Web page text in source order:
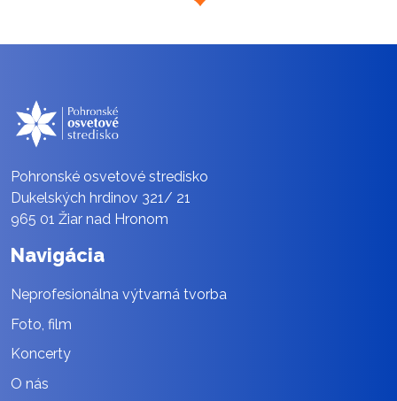
Pohronské osvetové stredisko
Dukelských hrdinov 321/ 21
965 01 Žiar nad Hronom
Navigácia
Neprofesionálna výtvarná tvorba
Foto, film
Koncerty
O nás